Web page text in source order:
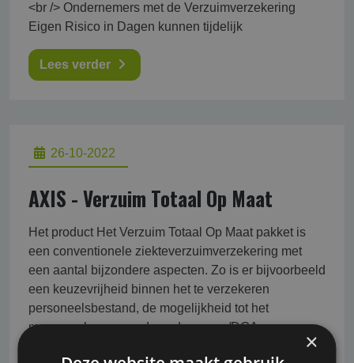
<br /> Ondernemers met de Verzuimverzekering
Eigen Risico in Dagen kunnen tijdelijk
Lees verder
26-10-2022
AXIS - Verzuim Totaal Op Maat
Het product Het Verzuim Totaal Op Maat pakket is
een conventionele ziekteverzuimverzekering met
een aantal bijzondere aspecten. Zo is er bijvoorbeeld
een keuzevrijheid binnen het te verzekeren
personeelsbestand, de mogelijkheid tot het
meeverzekeren van de ondernemer/DGA en een
gekoppelde HR- en verzuimbegeleider die veel werk
×